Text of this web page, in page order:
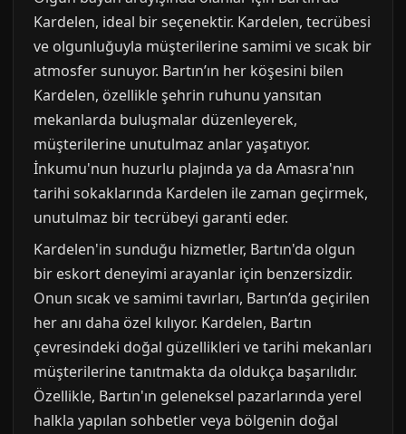
Kardelen, ideal bir seçenektir. Kardelen, tecrübesi
ve olgunluğuyla müşterilerine samimi ve sıcak bir
atmosfer sunuyor. Bartın’ın her köşesini bilen
Kardelen, özellikle şehrin ruhunu yansıtan
mekanlarda buluşmalar düzenleyerek,
müşterilerine unutulmaz anlar yaşatıyor.
İnkumu'nun huzurlu plajında ya da Amasra'nın
tarihi sokaklarında Kardelen ile zaman geçirmek,
unutulmaz bir tecrübeyi garanti eder.
Kardelen'in sunduğu hizmetler, Bartın'da olgun
bir eskort deneyimi arayanlar için benzersizdir.
Onun sıcak ve samimi tavırları, Bartın’da geçirilen
her anı daha özel kılıyor. Kardelen, Bartın
çevresindeki doğal güzellikleri ve tarihi mekanları
müşterilerine tanıtmakta da oldukça başarılıdır.
Özellikle, Bartın'ın geleneksel pazarlarında yerel
halkla yapılan sohbetler veya bölgenin doğal